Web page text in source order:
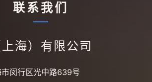
联系我们
海）有限公司
市闵行区光中路639号